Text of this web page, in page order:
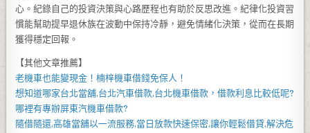
心。紀錄自己的投資決策與心路歷程也有助於反思改進。紀律化投資習
慣能幫助提早退休族在波動中保持冷靜，避免情緒化決策，從而在長期
獲得穩定回報。
【其他文章推薦】
老機車也能變現金！楠梓機車借錢免保人！
想知道哪家台北當舖,台北汽車借款,台北機車借款 ，借款利息比較低呢?
哪裡有專辦屏東汽機車借款?
隨借隨還,高雄當舖以一流服務,當日放款快速保密,讓你輕鬆借貸,解決危